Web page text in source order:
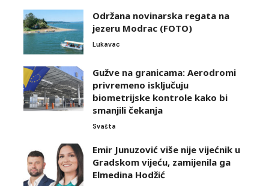
Održana novinarska regata na
jezeru Modrac (FOTO)
Lukavac
Gužve na granicama: Aerodromi
privremeno isključuju
biometrijske kontrole kako bi
smanjili čekanja
Svašta
Emir Junuzović više nije vijećnik u
Gradskom vijeću, zamijenila ga
Elmedina Hodžić